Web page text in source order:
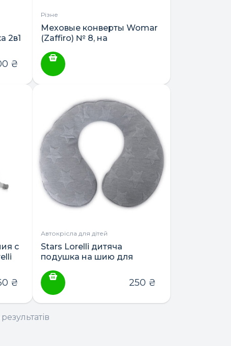
2в1
₴
Різне
Меховые конверты Womar
(Zaffiro) № 8, на
с
₴
Автокрісла для дітей
Stars Lorelli дитяча
подушка на шию для
250 ₴